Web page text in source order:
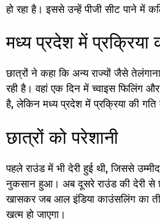
हो रहा है। इससे उन्हें पीजी सीट पाने में
मध्य प्रदेश में प्रक्रिया
छात्रों ने कहा कि अन्य राज्यों जैसे
रही है। वहां एक दिन में च्वाइस फिलिंग
है, लेकिन मध्य प्रदेश में प्रक्रिया की गति
छात्रों को परेशानी
पहले राउंड में भी देरी हुई थी, जिससे
नुकसान हुआ। अब दूसरे राउंड की देरी से
खासकर जब आल इंडिया काउंसलिंग का
खत्म हो जाएगा।